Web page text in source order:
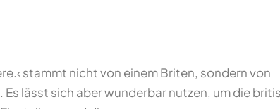
stammt nicht von einem Briten, sondern von
lässt sich aber wunderbar nutzen, um die